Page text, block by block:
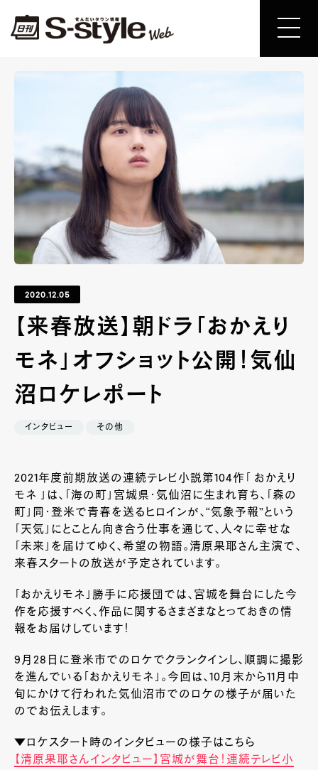
2020.12.05
【来春放送】朝ドラ「おかえり
モネ」オフショット公開！気仙
沼ロケレポート
インタビュー その他
2021年度前期放送の連続テレビ小説第104作「 おかえり
モネ 」は、「海の町」宮城県･気仙沼に生まれ育ち、「森の
町」同･登米で青春を送るヒロインが、“気象予報”という
「天気」にとことん向き合う仕事を通じて、人々に幸せな
「未来」を届けてゆく、希望の物語。清原果耶さん主演で、
来春スタートの放送が予定されています。
「おかえりモネ」勝手に応援団では、宮城を舞台にした今
作を応援すべく、作品に関するさまざまなとっておきの情
報をお届けしています！
9月28日に登米市でのロケでクランクインし、順調に撮影
を進んでいる「おかえりモネ」。今回は、10月末から11月中
旬にかけて行われた気仙沼市でのロケの様子が届いた
のでお伝えします。
▼ロケスタート時のインタビューの様子はこちら
【清原果耶さんインタビュー】宮城が舞台！連続テレビ小